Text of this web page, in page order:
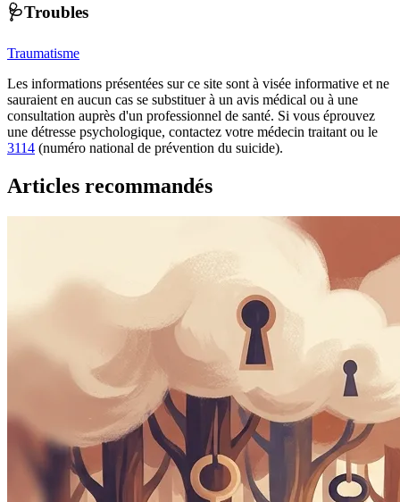
🩺Troubles
Traumatisme
Les informations présentées sur ce site sont à visée informative et ne
sauraient en aucun cas se substituer à un avis médical ou à une
consultation auprès d'un professionnel de santé. Si vous éprouvez
une détresse psychologique, contactez votre médecin traitant ou le
3114 (numéro national de prévention du suicide).
Articles recommandés